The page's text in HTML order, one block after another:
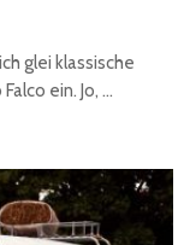
glei klassische
ein. Jo, …